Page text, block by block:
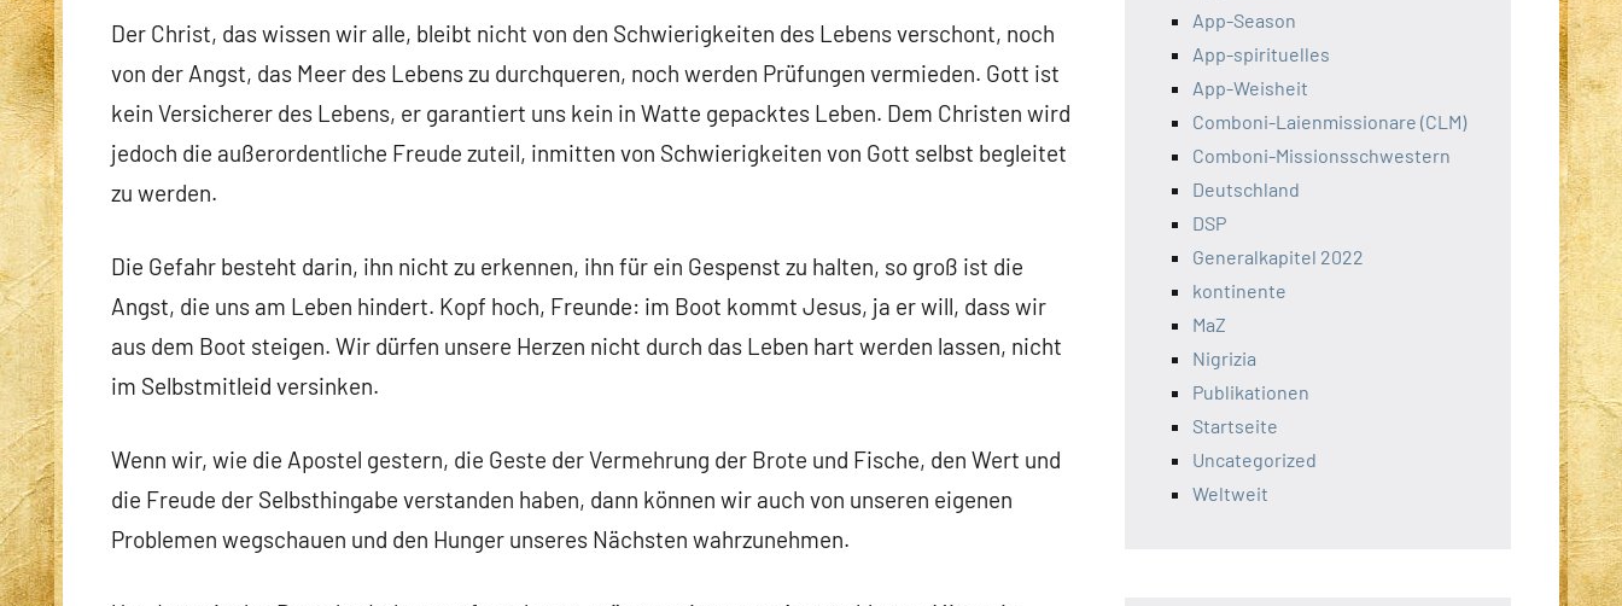
Der Christ, das wissen wir alle, bleibt nicht von den Schwierigkeiten des Lebens verschont, noch
von der Angst, das Meer des Lebens zu durchqueren, noch werden Prüfungen vermieden. Gott ist
kein Versicherer des Lebens, er garantiert uns kein in Watte gepacktes Leben. Dem Christen wird
jedoch die außerordentliche Freude zuteil, inmitten von Schwierigkeiten von Gott selbst begleitet
zu werden.
Die Gefahr besteht darin, ihn nicht zu erkennen, ihn für ein Gespenst zu halten, so groß ist die
Angst, die uns am Leben hindert. Kopf hoch, Freunde: im Boot kommt Jesus, ja er will, dass wir
aus dem Boot steigen. Wir dürfen unsere Herzen nicht durch das Leben hart werden lassen, nicht
im Selbstmitleid versinken.
Wenn wir, wie die Apostel gestern, die Geste der Vermehrung der Brote und Fische, den Wert und
die Freude der Selbsthingabe verstanden haben, dann können wir auch von unseren eigenen
Problemen wegschauen und den Hunger unseres Nächsten wahrzunehmen.
App-Season
App-spirituelles
App-Weisheit
Comboni-Laienmissionare (CLM)
Comboni-Missionsschwestern
Deutschland
DSP
Generalkapitel 2022
kontinente
MaZ
Nigrizia
Publikationen
Startseite
Uncategorized
Weltweit